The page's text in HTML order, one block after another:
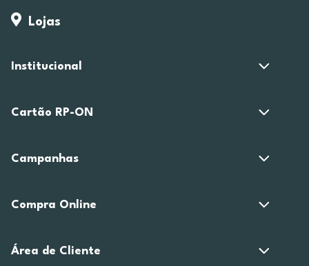
Lojas
Institucional
Cartão RP-ON
Campanhas
Compra Online
Área de Cliente